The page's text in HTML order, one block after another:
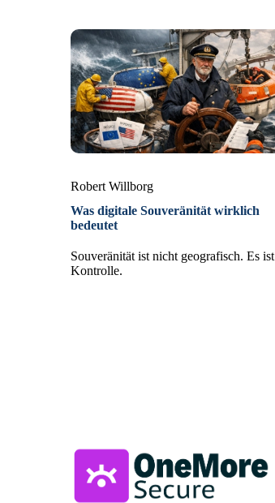
Robert Willborg
Was digitale Souveränität wirklich
bedeutet
Souveränität ist nicht geografisch. Es ist
Kontrolle.